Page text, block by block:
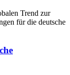
Trend zur
für die deutsche